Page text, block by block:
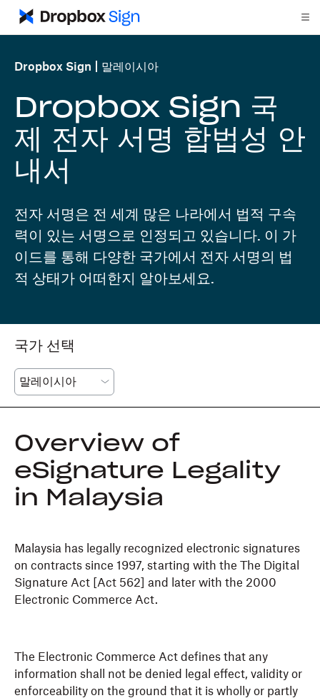
Dropbox Sign 말레이시아
Dropbox Sign 국
제 전자 서명 합법성 안
내서
전자 서명은 전 세계 많은 나라에서 법적 구속
력이 있는 서명으로 인정되고 있습니다. 이 가
이드를 통해 다양한 국가에서 전자 서명의 법
적 상태가 어떠한지 알아보세요.
국가 선택
Overview of
eSignature Legality
in Malaysia
Malaysia has legally recognized electronic signatures
on contracts since 1997, starting with the The Digital
Signature Act [Act 562] and later with the 2000
Electronic Commerce Act.
The Electronic Commerce Act defines that any
information shall not be denied legal effect, validity or
enforceability on the ground that it is wholly or partly